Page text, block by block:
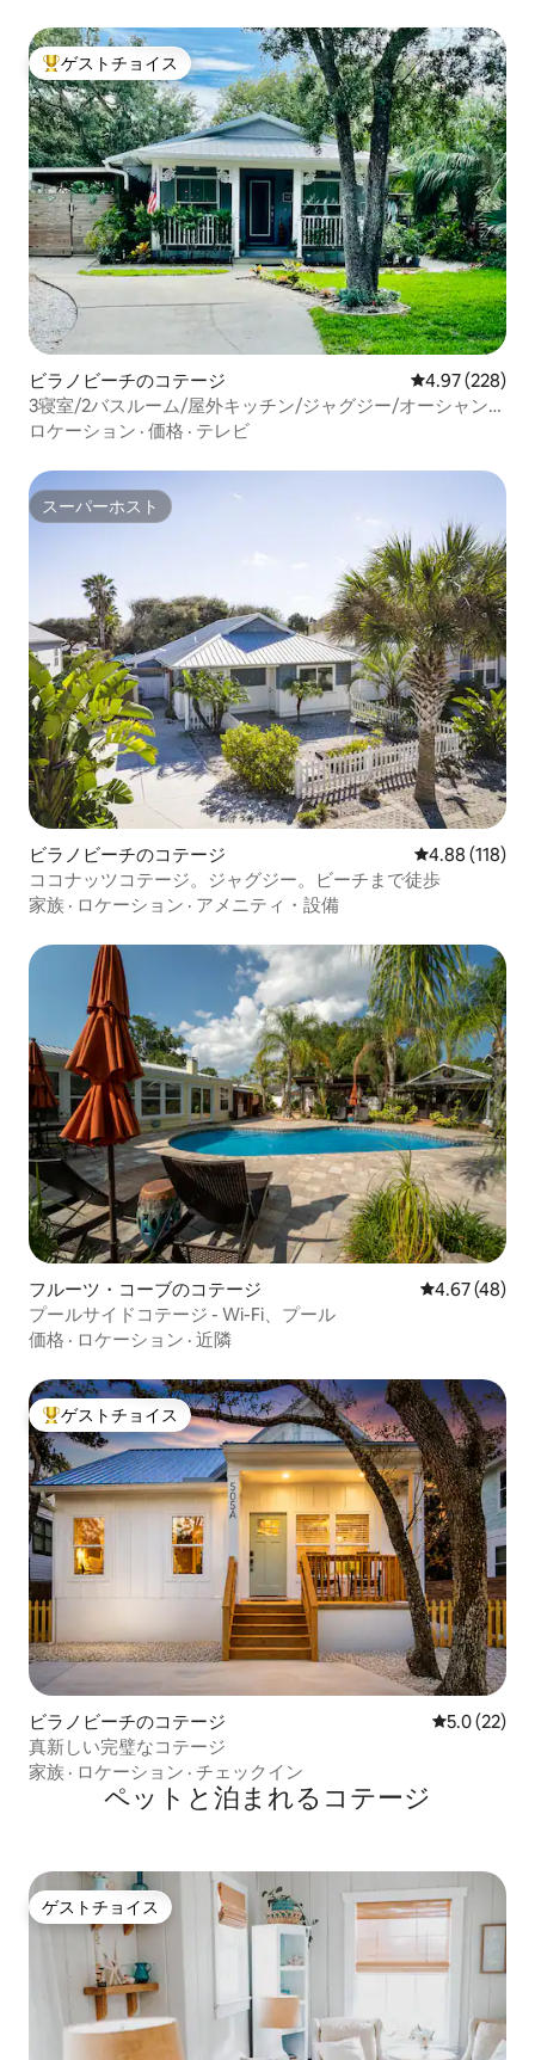
大好評のゲストチョイスです。
ゲストチョイス
ビラノビーチのコテージ レビュー228
4.97 (228)
3寝室/2バスルーム/屋外キッチン/ジャグジー/オーシャン3
ブロック
ロケーション · 価格 · テレビ
スーパーホスト
スーパーホスト
ビラノビーチのコテージ レビュー118
4.88 (118)
ココナッツコテージ。ジャグジー。ビーチまで徒歩
家族 · ロケーション · アメニティ・設備
フルーツ・コーブのコテージ レビュー48
4.67 (48)
プールサイドコテージ - Wi-Fi、プール
価格 · ロケーション · 近隣
大好評のゲストチョイスです。
ゲストチョイス
ビラノビーチのコテージ レビュー22
5.0 (22)
真新しい完璧なコテージ
家族 · ロケーション · チェックイン
ペットと泊まれるコテージ
ゲストチョイス
ゲストチョイス